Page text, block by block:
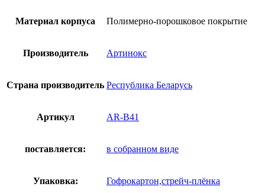
Материал корпуса Полимерно-порошковое покрытие
Производитель Артинокс
Страна производитель Республика Беларусь
Артикул AR-B41
поставляется: в собранном виде
Упаковка: Гофрокартон,стрейч-плёнка